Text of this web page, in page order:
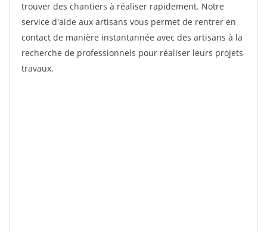
trouver des chantiers à réaliser rapidement. Notre
service d'aide aux artisans vous permet de rentrer en
contact de manière instantannée avec des artisans à la
recherche de professionnels pour réaliser leurs projets
travaux.